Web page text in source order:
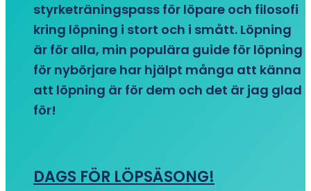
styrketräningspass för löpare och filosofi
kring löpning i stort och i smått. Löpning
är för alla, min populära guide för löpning
för nybörjare har hjälpt många att känna
att löpning är för dem och det är jag glad
för!
DAGS FÖR LÖPSÄSONG!